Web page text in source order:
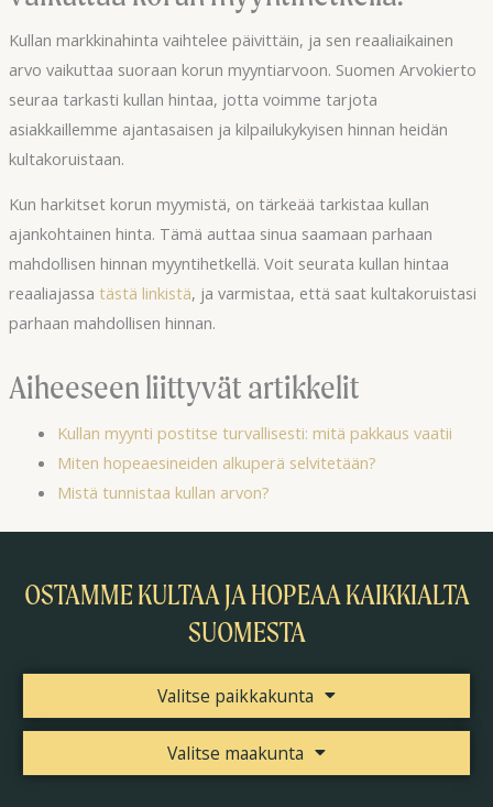
Kullan markkinahinta vaihtelee päivittäin, ja sen reaaliaikainen
arvo vaikuttaa suoraan korun myyntiarvoon. Suomen Arvokierto
seuraa tarkasti kullan hintaa, jotta voimme tarjota
asiakkaillemme ajantasaisen ja kilpailukykyisen hinnan heidän
kultakoruistaan.
Kun harkitset korun myymistä, on tärkeää tarkistaa kullan
ajankohtainen hinta. Tämä auttaa sinua saamaan parhaan
mahdollisen hinnan myyntihetkellä. Voit seurata kullan hintaa
reaaliajassa tästä linkistä, ja varmistaa, että saat kultakoruistasi
parhaan mahdollisen hinnan.
Aiheeseen liittyvät artikkelit
Kullan myynti postitse turvallisesti: mitä pakkaus vaatii
Miten hopeaesineiden alkuperä selvitetään?
Mistä tunnistaa kullan arvon?
OSTAMME KULTAA JA HOPEAA KAIKKIALTA
SUOMESTA
Valitse paikkakunta
Valitse maakunta